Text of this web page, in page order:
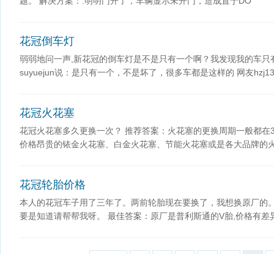
花冠倒车灯
弱弱地问一声,新花冠的倒车灯是不是只有一个啊？我发现我的车
suyuejun说：是只有一个，不是坏了，很多车都是这样的 网友
花冠火花塞
花冠火花塞多久更换一次？ 推荐答案：火花塞的更换周期一般都
价格昂贵的铱金火花塞、白金火花塞、节能火花塞或是各大品牌的
花冠轮胎价格
本人的花冠车子用了三年了。两前轮胎现在要换了，我想换原厂的
要是知道请帮帮我呀。 最佳答案：原厂是普利斯通的V胎,价格有差